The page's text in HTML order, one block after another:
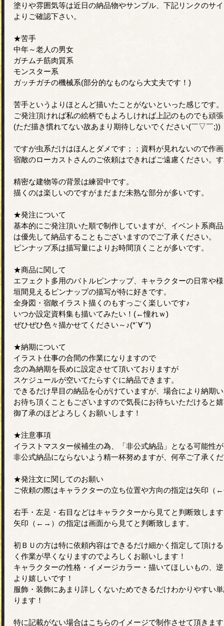
塗りや雰囲気等は近日の納品物やサンプル、下記リンクのサ
よりご確認下さい。
★苦手
中年～老人の男女
ガチムチ筋肉質系
モンスター系
ガッチガチの機械系(部分的なものなら大丈夫です！)
苦手というよりほとんど描いたことがないといった感じです。
ご発注頂ければ私の絵柄でもよろしければ上記のものでも頑
(ただ描き慣れてない故あまり期待しないでください(￣▽￣;))
ですが虫系だけはほんとダメです；；資料が見れないので作
宿敵のローカストさんのご依頼はできればご遠慮ください。
精密な建物等の背景は練習中です。
描くのは楽しいのですがまだまだ未熟な部分が多いです。
★発注について
基本的にご発注頂いた順で制作していますが、イベント系商
は優先して納品することもございますのでご了承ください。
ピンナップ系は描写量によりお時間頂くことが多いです。
★商品に関して
エフェクト多用のバトルピンナップ、キャラクターの日常や
垣間見えるピンナップの描写が特に好きです。
全身図・宿敵イラスト描くのもすっごく楽しいです♪
いつか設定資料集も描いてみたい！(←憧れｗ)
ぜひぜひ色々描かせてください～♪(*´∀`*)
★納期について
イラスト仕事の合間の作業になりますので
念の為納期を長めに設定させて頂いておりますが
スケジュールが空いてたらすぐに納品できます。
できるだけ早目の納品を心がけていますが、場合により納期
お待ち頂くこともございますので気長にお待ちいただけると
御了承のほどよろしくお願いします！
★注意事項
イラストマスター候補生の為、「非公式納品」となる可能性
非公式納品にならないよう精一杯努めますが、何卒ご了承く
★発注文に関してのお願い
ご依頼の際はキャラクターの立ち位置や方向の指定は矢印
右手・左足・右目などはキャラクターから見てと判断致しま
矢印（←→）の指定は画面から見てと判断致します。
初ＢＵの方は特に依頼内容はできるだけ細かく指定して頂け
く作業が早くなりますのでよろしくお願いします！
キャラクターの性格・イメージカラー・描いてほしいもの、
より嬉しいです！
服飾・装飾にあまり詳しくないためできるだけわかりやすい
ります！
特に記載がない場合はこちらのイメージで制作させて頂きま